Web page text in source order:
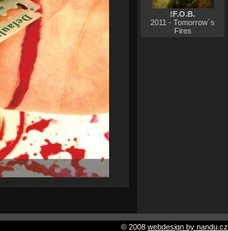
!F.O.B.
2011 - Tomorrow´s
Fires
© 2008 webdesign by nandu.cz